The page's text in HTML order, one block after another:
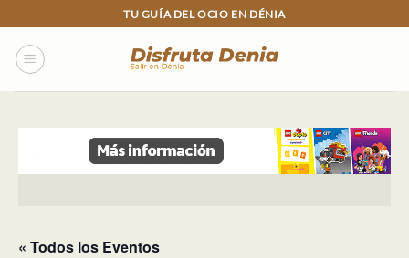
to
content
TU GUÍA DEL OCIO EN DÉNIA
« Todos los Eventos